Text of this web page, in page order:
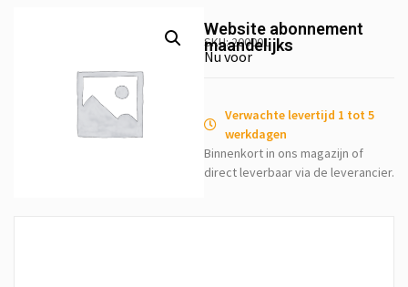
Website abonnement
maandelijks
SKU: 200001
Nu voor
Verwachte levertijd 1 tot 5
werkdagen
Binnenkort in ons magazijn of
direct leverbaar via de leverancier.